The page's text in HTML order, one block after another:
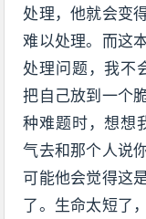
处理，他就会变
难以处理。而这
处理问题，我不
把自己放到一个
种难题时，想想
气去和那个人说
可能他会觉得这
了。生命太短了